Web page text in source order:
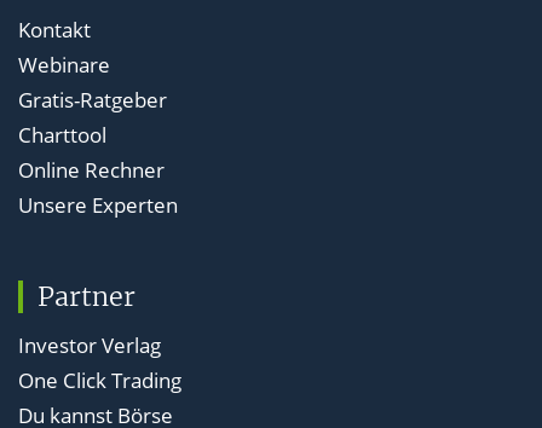
Kontakt
Webinare
Gratis-Ratgeber
Charttool
Online Rechner
Unsere Experten
Partner
Investor Verlag
One Click Trading
Du kannst Börse